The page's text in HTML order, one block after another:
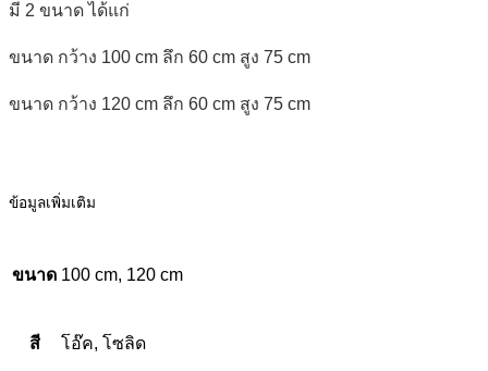
มี 2 ขนาด ได้แก่
ขนาด กว้าง 100 cm ลึก 60 cm สูง 75 cm
ขนาด กว้าง 120 cm ลึก 60 cm สูง 75 cm
ข้อมูลเพิ่มเติม
ขนาด 100 cm, 120 cm
สี โอ๊ค, โซลิด